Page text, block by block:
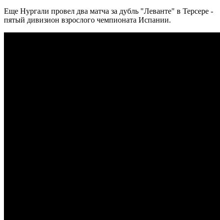
Еще Нургали провел два матча за дубль "Леванте" в Терсере -
пятый дивизион взрослого чемпионата Испании.